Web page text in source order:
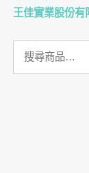
王佳實業股份有